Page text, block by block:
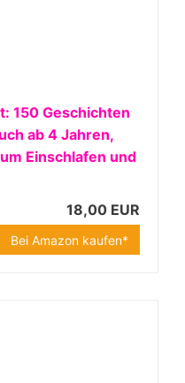
150 Geschichten
ab 4 Jahren,
Einschlafen und
18,00 EUR
Bei Amazon kaufen*